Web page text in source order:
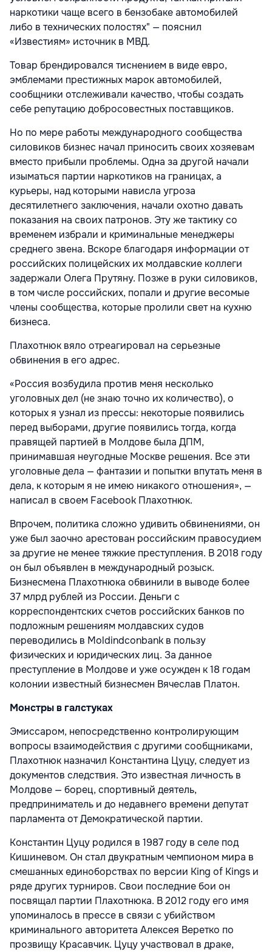
наркотики чаще всего в бензобаке автомобилей
либо в технических полостях" — пояснил
«Известиям» источник в МВД.
Товар брендировался тиснением в виде евро,
эмблемами престижных марок автомобилей,
сообщники отслеживали качество, чтобы создать
себе репутацию добросовестных поставщиков.
Но по мере работы международного сообщества
силовиков бизнес начал приносить своих хозяевам
вместо прибыли проблемы. Одна за другой начали
изыматься партии наркотиков на границах, а
курьеры, над которыми нависла угроза
десятилетнего заключения, начали охотно давать
показания на своих патронов. Эту же тактику со
временем избрали и криминальные менеджеры
среднего звена. Вскоре благодаря информации от
российских полицейских их молдавские коллеги
задержали Олега Прутяну. Позже в руки силовиков,
в том числе российских, попали и другие весомые
члены сообщества, которые пролили свет на кухню
бизнеса.
Плахотнюк вяло отреагировал на серьезные
обвинения в его адрес.
«Россия возбудила против меня несколько
уголовных дел (не знаю точно их количество), о
которых я узнал из прессы: некоторые появились
перед выборами, другие появились тогда, когда
правящей партией в Молдове была ДПМ,
принимавшая неугодные Москве решения. Все эти
уголовные дела — фантазии и попытки впутать меня в
дела, к которым я не имею никакого отношения», —
написал в своем Facebook Плахотнюк.
Впрочем, политика сложно удивить обвинениями, он
уже был заочно арестован российским правосудием
за другие не менее тяжкие преступления. В 2018 году
он был объявлен в международный розыск.
Бизнесмена Плахотнюка обвинили в выводе более
37 млрд рублей из России. Деньги с
корреспондентских счетов российских банков по
подложным решениям молдавских судов
переводились в Moldindconbank в пользу
физических и юридических лиц. За данное
преступление в Молдове и уже осужден к 18 годам
колонии известный бизнесмен Вячеслав Платон.
Монстры в галстуках
Эмиссаром, непосредственно контролирующим
вопросы взаимодействия с другими сообщниками,
Плахотнюк назначил Константина Цуцу, следует из
документов следствия. Это известная личность в
Молдове — борец, спортивный деятель,
предприниматель и до недавнего времени депутат
парламента от Демократической партии.
Константин Цуцу родился в 1987 году в селе под
Кишиневом. Он стал двукратным чемпионом мира в
смешанных единоборствах по версии King of Kings и
ряде других турниров. Свои последние бои он
посвящал партии Плахотнюка. В 2012 году его имя
упоминалось в прессе в связи с убийством
криминального авторитета Алексея Веретко по
прозвищу Красавчик. Цуцу участвовал в драке,